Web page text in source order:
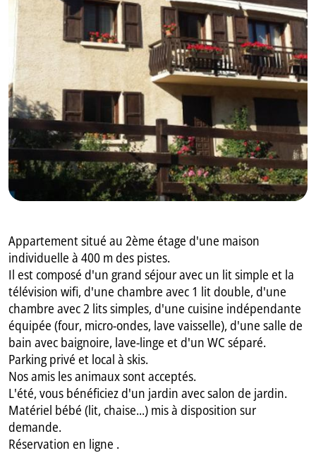
GB
Appartement situé au 2ème étage d'une maison
individuelle à 400 m des pistes.
Il est composé d'un grand séjour avec un lit simple et la
télévision wifi, d'une chambre avec 1 lit double, d'une
chambre avec 2 lits simples, d'une cuisine indépendante
équipée (four, micro-ondes, lave vaisselle), d'une salle de
bain avec baignoire, lave-linge et d'un WC séparé.
Parking privé et local à skis.
Nos amis les animaux sont acceptés.
L'été, vous bénéficiez d'un jardin avec salon de jardin.
Matériel bébé (lit, chaise...) mis à disposition sur
demande.
Réservation en ligne .